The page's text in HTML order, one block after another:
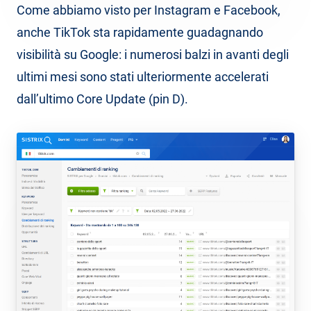
Come abbiamo visto per Instagram e Facebook,
anche TikTok sta rapidamente guadagnando
visibilità su Google: i numerosi balzi in avanti degli
ultimi mesi sono stati ulteriormente accelerati
dall’ultimo Core Update (pin D).